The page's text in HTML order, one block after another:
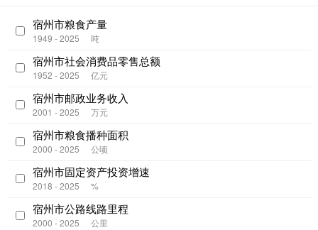
宿州市粮食产量
1949 - 2025 吨
宿州市社会消费品零售总额
1952 - 2025 亿元
宿州市邮政业务收入
2001 - 2025 万元
宿州市粮食播种面积
2000 - 2025 公顷
宿州市固定资产投资增速
2018 - 2025 %
宿州市公路线路里程
2000 - 2025 公里